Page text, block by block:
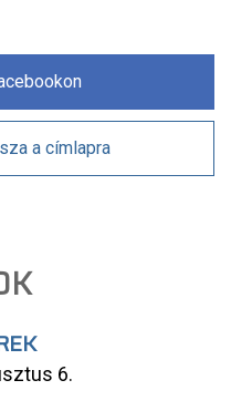
a címlapra
6.